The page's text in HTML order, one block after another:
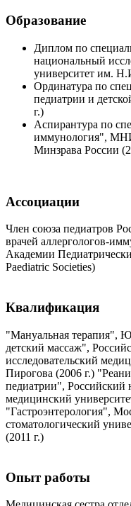
Образование
Диплом по
национальный
университет им.
Ординатура по
педиатрии и
г.)
Аспирантура по
иммунология",
Минзрава России
Ассоциации
Член союза педиатров
врачей аллергологов-
Академии
Paediatric Societies)
Квалификация
"Мануальная терапия",
детский массаж",
исследовательский
Пирогова (2006 г.)
педиатрии", Российский
медицинский
"Гастроэнтерология",
стоматологический
(2011 г.)
Опыт работы